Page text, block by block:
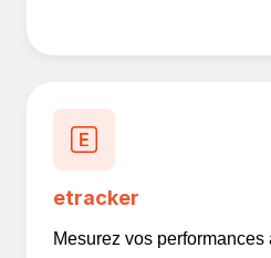
etracker
Mesurez vos